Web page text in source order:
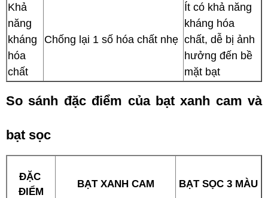
Khả
năng
kháng
hóa
chất
Chống lại 1 số hóa chất nhẹ
Ít có khả năng
kháng hóa
chất, dễ bị ảnh
hưởng đến bề
mặt bạt
So sánh đặc điểm của bạt xanh cam và
bạt sọc
ĐẶC
ĐIỂM
BẠT XANH CAM BẠT SỌC 3 MÀU